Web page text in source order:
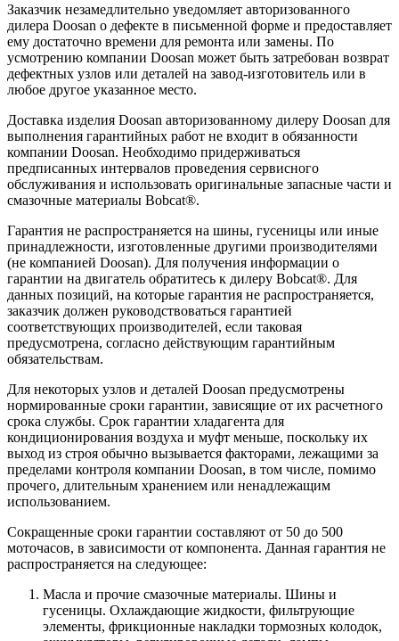
Заказчик незамедлительно уведомляет авторизованного
дилера Doosan о дефекте в письменной форме и предоставляет
ему достаточно времени для ремонта или замены. По
усмотрению компании Doosan может быть затребован возврат
дефектных узлов или деталей на завод-изготовитель или в
любое другое указанное место.
Доставка изделия Doosan авторизованному дилеру Doosan для
выполнения гарантийных работ не входит в обязанности
компании Doosan. Необходимо придерживаться
предписанных интервалов проведения сервисного
обслуживания и использовать оригинальные запасные части и
смазочные материалы Bobcat®.
Гарантия не распространяется на шины, гусеницы или иные
принадлежности, изготовленные другими производителями
(не компанией Doosan). Для получения информации о
гарантии на двигатель обратитесь к дилеру Bobcat®. Для
данных позиций, на которые гарантия не распространяется,
заказчик должен руководствоваться гарантией
соответствующих производителей, если таковая
предусмотрена, согласно действующим гарантийным
обязательствам.
Для некоторых узлов и деталей Doosan предусмотрены
нормированные сроки гарантии, зависящие от их расчетного
срока службы. Срок гарантии хладагента для
кондиционирования воздуха и муфт меньше, поскольку их
выход из строя обычно вызывается факторами, лежащими за
пределами контроля компании Doosan, в том числе, помимо
прочего, длительным хранением или ненадлежащим
использованием.
Сокращенные сроки гарантии составляют от 50 до 500
моточасов, в зависимости от компонента. Данная гарантия не
распространяется на следующее:
Масла и прочие смазочные материалы. Шины и
гусеницы. Охлаждающие жидкости, фильтрующие
элементы, фрикционные накладки тормозных колодок,